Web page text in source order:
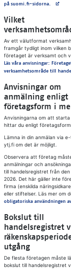
på suomi.fi-sidorna. Avautuu
Vilket
Av ett välutformat
framgår tydligt inom vilken
företaget är verksamt och
Läs våra anvisningar:
verksamhetsområde till
Anvisningar om
anmälning enligt
företagsform i
Anvisningarna om att
hittar du enligt
Lämna in din anmälan via
ytj.fi om det är möjligt.
Observera att företag
anmälningar och
till handelsregistret från den
2026. Det här gäller inte
firma (enskilda
eller stiftelser. Läs mer om
obligatoriska användningen
Bokslut till
handelsregistret
utgång
De flesta företagen måste
bokslut till handelsregistret